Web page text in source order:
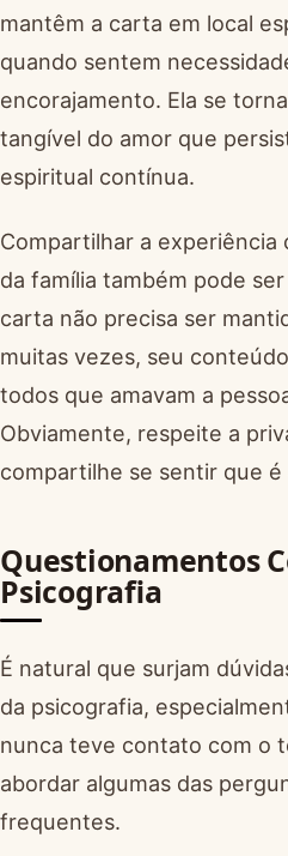
mantêm a carta em local
quando sentem
encorajamento. Ela se
tangível do amor que
espiritual contínua.
Compartilhar a experiência
da família também pode
carta não precisa ser
muitas vezes, seu
todos que amavam a
Obviamente, respeite a
compartilhe se sentir que é
Questionamentos
Psicografia
É natural que surjam
da psicografia,
nunca teve contato com o
abordar algumas das
frequentes.